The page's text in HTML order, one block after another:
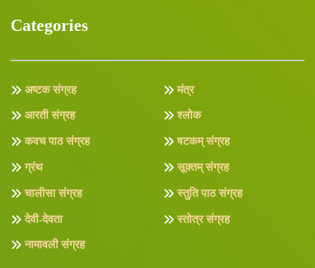
Categories
अष्टक संग्रह
आरती संग्रह
कवच पाठ संग्रह
ग्रंथ
चालीसा संग्रह
देवी-देवता
नामावली संग्रह
मंत्र
श्लोक
षटकम् संग्रह
सूक्तम् संग्रह
स्तुति पाठ संग्रह
स्तोत्र संग्रह